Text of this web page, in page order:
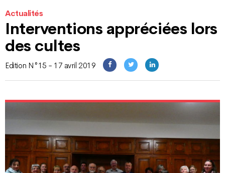
Actualités
Interventions appréciées lors
des cultes
Edition N°15 - 17 avril 2019